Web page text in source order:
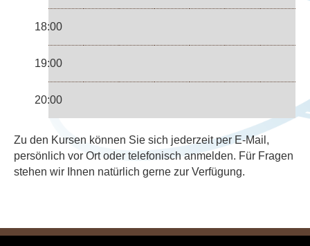
18:00
19:00
20:00
Zu den Kursen können Sie sich jederzeit per E-Mail,
persönlich vor Ort oder telefonisch anmelden. Für Fragen
stehen wir Ihnen natürlich gerne zur Verfügung.